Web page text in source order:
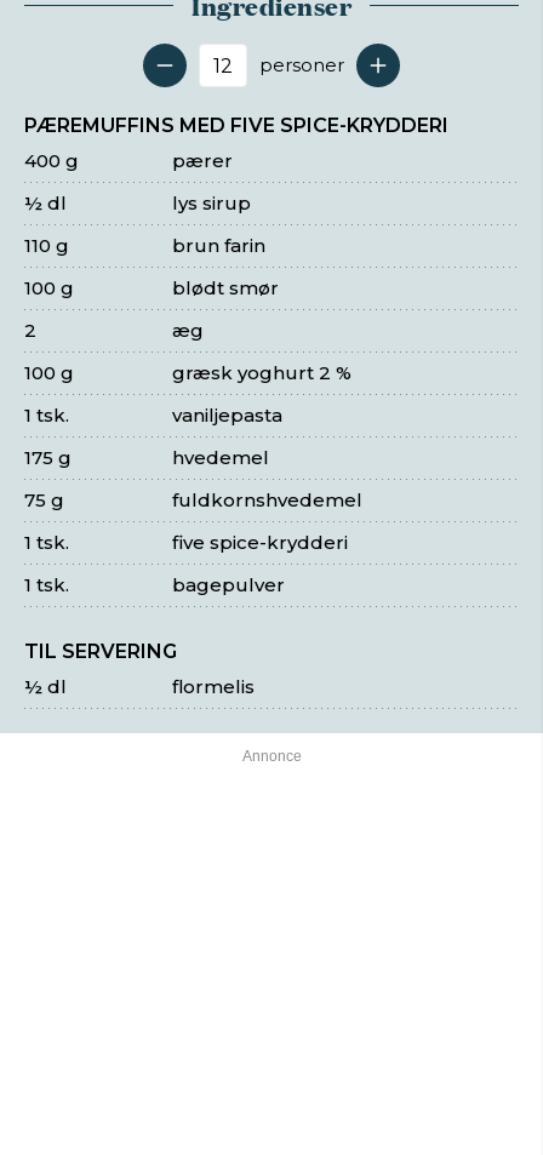
Antal serveringer
personer
PÆREMUFFINS MED FIVE SPICE-KRYDDERI
pærer
400 g
lys sirup
½ dl
brun farin
110 g
blødt smør
100 g
æg
2
græsk yoghurt 2 %
100 g
vaniljepasta
1 tsk.
hvedemel
175 g
fuldkornshvedemel
75 g
five spice-krydderi
1 tsk.
bagepulver
1 tsk.
TIL SERVERING
flormelis
½ dl